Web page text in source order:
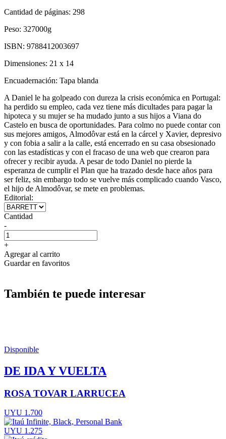
Cantidad de páginas: 298
Peso: 327000g
ISBN: 9788412003697
Dimensiones: 21 x 14
Encuadernación: Tapa blanda
A Daniel le ha golpeado con dureza la crisis económica en Portugal:
ha perdido su empleo, cada vez tiene más dicultades para pagar la
hipoteca y su mujer se ha mudado junto a sus hijos a Viana do
Castelo en busca de oportunidades. Para colmo no puede contar con
sus mejores amigos, Almodôvar está en la cárcel y Xavier, depresivo
y con fobia a salir a la calle, está encerrado en su casa obsesionado
con las estadísticas y con el fracaso de una web que crearon para
ofrecer y recibir ayuda. A pesar de todo Daniel no pierde la
esperanza de cumplir el Plan que ha trazado desde hace años para
ser feliz, sin embargo todo se vuelve más complicado cuando Vasco,
el hijo de Almodôvar, se mete en problemas.
Editorial:
Cantidad
-
+
Agregar al carrito
Guardar en favoritos
También te puede interesar
Disponible
DE IDA Y VUELTA
ROSA TOVAR LARRUCEA
UYU 1.700
UYU 1.275